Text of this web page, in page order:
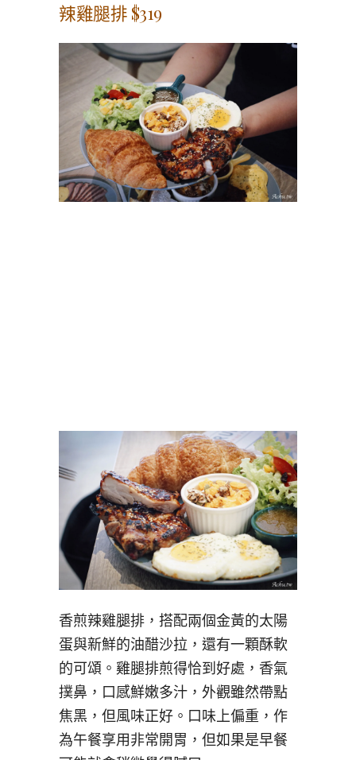
辣雞腿排 $319
香煎辣雞腿排，搭配兩個金黃的太陽
蛋與新鮮的油醋沙拉，還有一顆酥軟
的可頌。雞腿排煎得恰到好處，香氣
撲鼻，口感鮮嫩多汁，外觀雖然帶點
焦黑，但風味正好。口味上偏重，作
為午餐享用非常開胃，但如果是早餐